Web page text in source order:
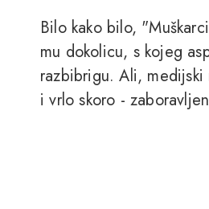
Bilo kako bilo,
mu dokolicu, s kojeg
razbibrigu. Ali,
i vrlo skoro -